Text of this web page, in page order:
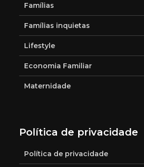
Famílias
Famílias inquietas
Lifestyle
Economia Familiar
Maternidade
Política de privacidade
Política de privacidade